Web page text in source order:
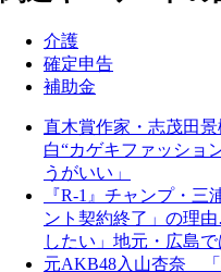
介護
確定申告
補助金
直木賞作家・志茂田
白“カゲキファッショ
うがいい」
『R-1』チャンプ・
ント契約終了」の理
したい」地元・広島
元AKB48入山杏奈